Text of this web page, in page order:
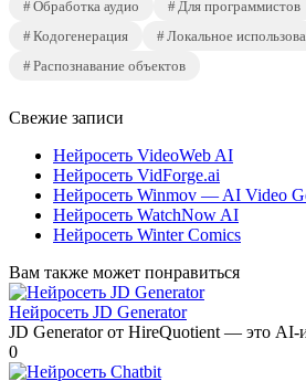
Обработка аудио
Для программистов
Кодогенерация
Локальное
Распознавание объектов
Свежие записи
Нейросеть VideoWeb AI
Нейросеть VidForge.ai
Нейросеть Winmov — AI Video
Нейросеть WatchNow AI
Нейросеть Winter Comics
Вам также может понравиться
Нейросеть JD Generator
JD Generator от HireQuotient — это AI-
0